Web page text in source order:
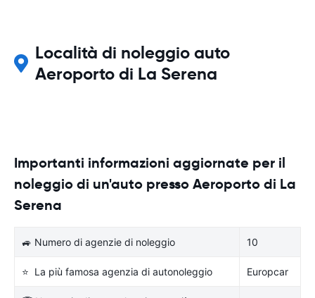
Località di noleggio auto
Aeroporto di La Serena
Importanti informazioni aggiornate per il
noleggio di un'auto presso Aeroporto di La
Serena
🚙 Numero di agenzie di noleggio 10
⭐ La più famosa agenzia di autonoleggio Europcar